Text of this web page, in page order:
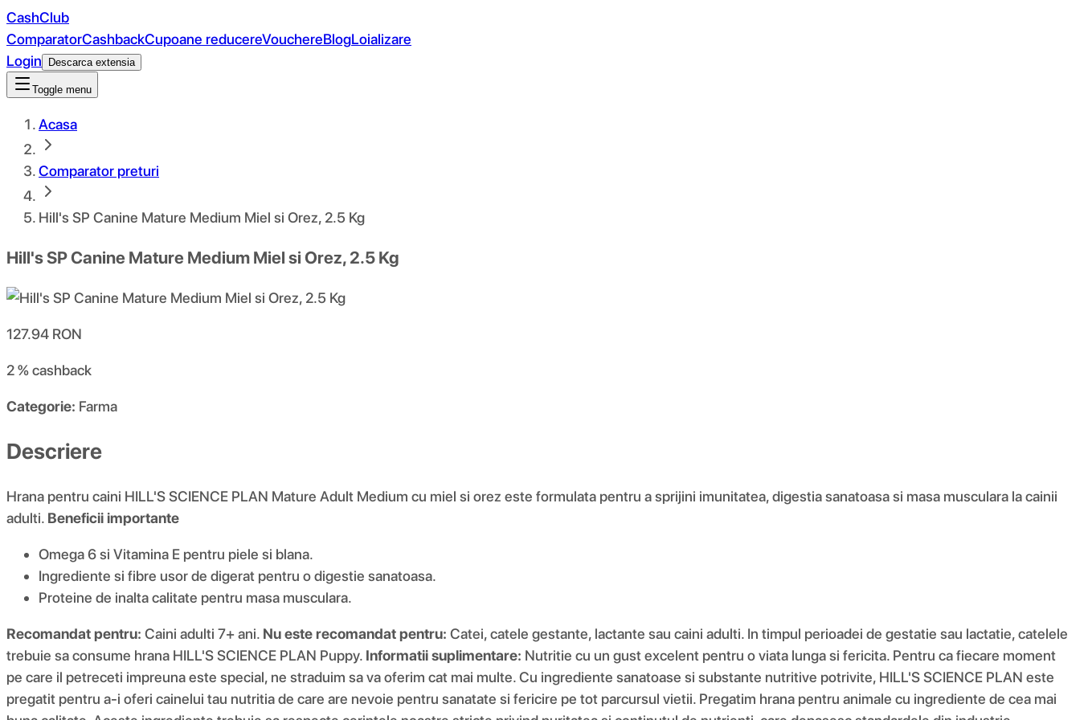
CashClub
ComparatorCashbackCupoane reducereVouchereBlogLoializare
Login
Descarca extensia
Toggle menu
Acasa
Comparator preturi
Hill's SP Canine Mature Medium Miel si Orez, 2.5 Kg
Hill's SP Canine Mature Medium Miel si Orez, 2.5 Kg
127.94 RON
2 %cashback
Categorie: Farma
Descriere
Hrana pentru caini HILL'S SCIENCE PLAN Mature Adult Medium cu miel si orez este formulata pentru a sprijini imunitatea, digestia sanatoasa si masa musculara la cainii
adulti. Beneficii importante
Omega 6 si Vitamina E pentru piele si blana.
Ingrediente si fibre usor de digerat pentru o digestie sanatoasa.
Proteine de inalta calitate pentru masa musculara.
Recomandat pentru: Caini adulti 7+ ani. Nu este recomandat pentru: Catei, catele gestante, lactante sau caini adulti. In timpul perioadei de gestatie sau lactatie, catelele
trebuie sa consume hrana HILL'S SCIENCE PLAN Puppy. Informatii suplimentare: Nutritie cu un gust excelent pentru o viata lunga si fericita. Pentru ca fiecare moment
pe care il petreceti impreuna este special, ne straduim sa va oferim cat mai multe. Cu ingrediente sanatoase si substante nutritive potrivite, HILL'S SCIENCE PLAN este
pregatit pentru a-i oferi cainelui tau nutritia de care are nevoie pentru sanatate si fericire pe tot parcursul vietii. Pregatim hrana pentru animale cu ingrediente de cea mai